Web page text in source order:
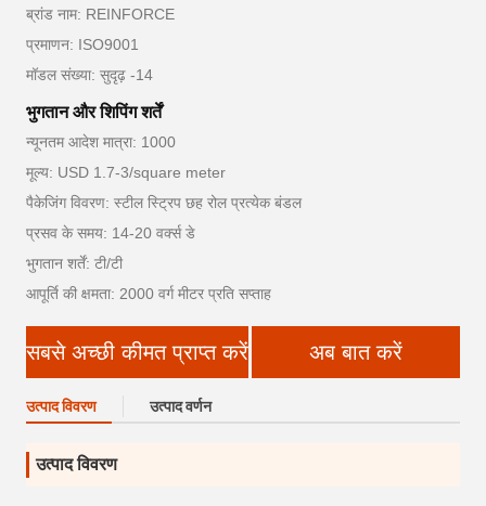
ब्रांड नाम: REINFORCE
प्रमाणन: ISO9001
मॉडल संख्या: सुदृढ़ -14
भुगतान और शिपिंग शर्तें
न्यूनतम आदेश मात्रा: 1000
मूल्य: USD 1.7-3/square meter
पैकेजिंग विवरण: स्टील स्ट्रिप छह रोल प्रत्येक बंडल
प्रसव के समय: 14-20 वर्क्स डे
भुगतान शर्तें: टी/टी
आपूर्ति की क्षमता: 2000 वर्ग मीटर प्रति सप्ताह
सबसे अच्छी कीमत प्राप्त करें अब बात करें
उत्पाद विवरण उत्पाद वर्णन
उत्पाद विवरण